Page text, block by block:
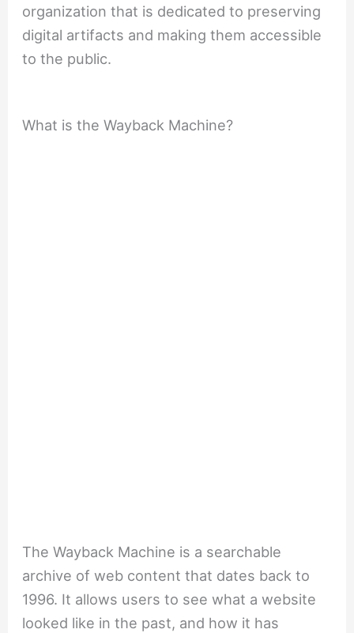
organization that is dedicated to preserving
digital artifacts and making them accessible
to the public.
What is the Wayback Machine?
The Wayback Machine is a searchable
archive of web content that dates back to
1996. It allows users to see what a website
looked like in the past, and how it has